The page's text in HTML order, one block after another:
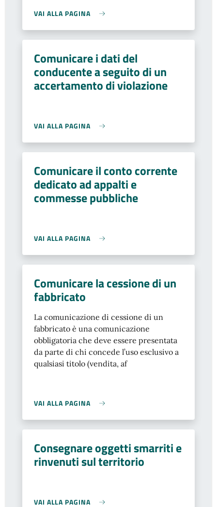
VAI ALLA PAGINA
Comunicare i dati del
conducente a seguito di un
accertamento di violazione
VAI ALLA PAGINA
Comunicare il conto corrente
dedicato ad appalti e
commesse pubbliche
VAI ALLA PAGINA
Comunicare la cessione di un
fabbricato
La comunicazione di cessione di un
fabbricato è una comunicazione
obbligatoria che deve essere presentata
da parte di chi concede l’uso esclusivo a
qualsiasi titolo (vendita, af
VAI ALLA PAGINA
Consegnare oggetti smarriti e
rinvenuti sul territorio
VAI ALLA PAGINA